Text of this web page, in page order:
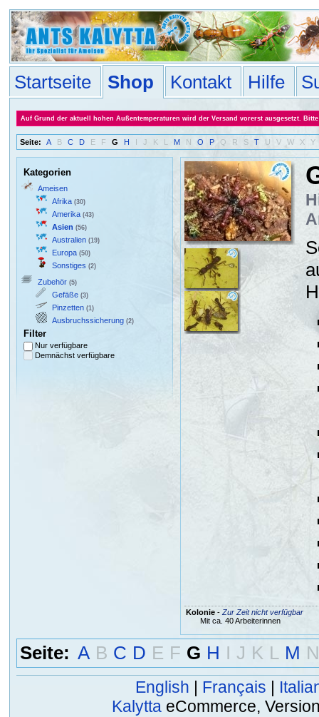
Startseite Shop Kontakt Hilfe
Auf Grund der aktuell hohen Außentemperaturen wird der Versand vorerst ausgesetzt.
Seite: A B C D E F G H I J K L M N O P Q R S T U V W X Y
Kategorien
Ameisen
Afrika (30)
Amerika (43)
Asien (56)
Australien (19)
Europa (50)
Sonstiges (2)
Zubehör (5)
Gefäße (3)
Pinzetten (1)
Ausbruchssicherung (2)
Filter
Nur verfügbare
Demnächst verfügbare
Kolonie- Zur Zeit nicht verfügbar
Mit ca. 40 Arbeiterinnen
Seite: A B C D E F G H I J K L M N
English Français
Kalytta eCommerce,